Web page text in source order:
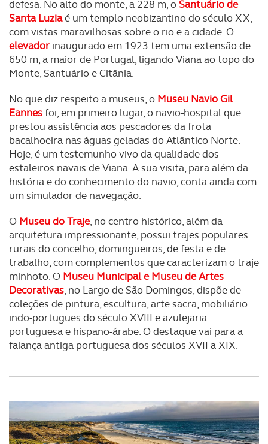
defesa. No alto do monte, a 228 m, o Santuário de
Santa Luziaé um templo neobizantino do século XX,
com vistas maravilhosas sobre o rio e a cidade. O
elevador inaugurado em 1923 tem uma extensão de
650 m, a maior de Portugal, ligando Viana ao topo do
Monte, Santuário e Citânia.
No que diz respeito a museus, o Museu Navio Gil
Eannesfoi, em primeiro lugar, o navio-hospital que
prestou assistência aos pescadores da frota
bacalhoeira nas águas geladas do Atlântico Norte.
Hoje, é um testemunho vivo da qualidade dos
estaleiros navais de Viana. A sua visita, para além da
história e do conhecimento do navio, conta ainda com
um simulador de navegação.
O Museu do Traje, no centro histórico, além da
arquitetura impressionante, possui trajes populares
rurais do concelho, domingueiros, de festa e de
trabalho, com complementos que caracterizam o traje
minhoto. O Museu Municipal e Museu de Artes
Decorativas, no Largo de São Domingos, dispõe de
coleções de pintura, escultura, arte sacra, mobiliário
indo-portugues do século XVIII e azulejaria
portuguesa e hispano-árabe. O destaque vai para a
faiança antiga portuguesa dos séculos XVII a XIX.